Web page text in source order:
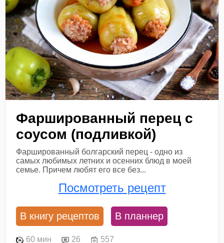
Фаршированный перец с
соусом (подливкой)
Фаршированный болгарский перец - одно из
самых любимых летних и осенних блюд в моей
семье. Причем любят его все без...
Посмотреть рецепт
В книгу рецептов В планнер
60 мин 26 557